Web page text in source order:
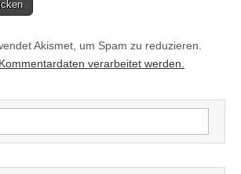
Akismet, um Spam zu reduzieren.
verarbeitet werden.